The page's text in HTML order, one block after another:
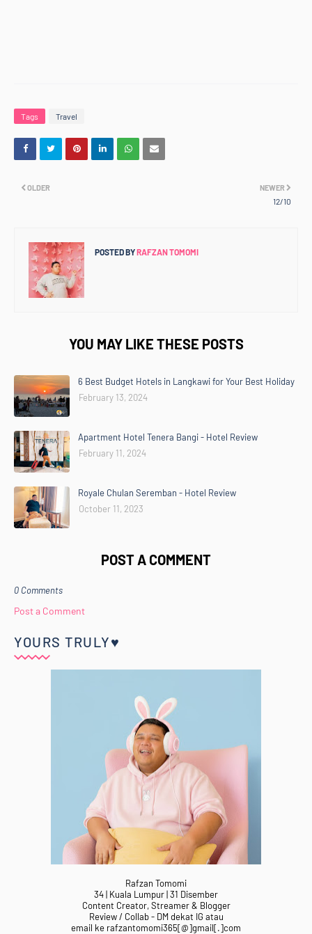
Tags Travel
NEWER
12/10
OLDER
POSTED BYRAFZAN TOMOMI
YOU MAY LIKE THESE POSTS
6 Best Budget Hotels in Langkawi for Your Best Holiday
February 13, 2024
Apartment Hotel Tenera Bangi - Hotel Review
February 11, 2024
Royale Chulan Seremban - Hotel Review
October 11, 2023
POST A COMMENT
0 Comments
Post a Comment
YOURS TRULY♥
Rafzan Tomomi
34 | Kuala Lumpur | 31 Disember
Content Creator, Streamer & Blogger
Review / Collab - DM dekat IG atau
email ke rafzantomomi365[@]gmail[.]com